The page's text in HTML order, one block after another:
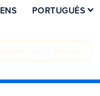
PORTUGUÊS